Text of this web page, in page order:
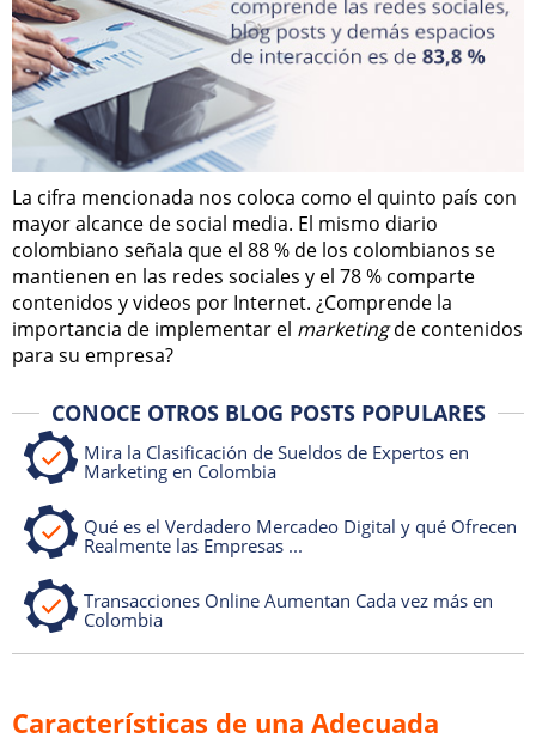
La cifra mencionada nos coloca como el quinto país con
mayor alcance de social media. El mismo diario
colombiano señala que el 88 % de los colombianos se
mantienen en las redes sociales y el 78 % comparte
contenidos y videos por Internet. ¿Comprende la
importancia de implementar el marketingde contenidos
para su empresa?
CONOCE OTROS BLOG POSTS POPULARES
Mira la Clasificación de Sueldos de Expertos en
Marketing en Colombia
Qué es el Verdadero Mercadeo Digital y qué Ofrecen
Realmente las Empresas ...
Transacciones Online Aumentan Cada vez más en
Colombia
Características de una Adecuada